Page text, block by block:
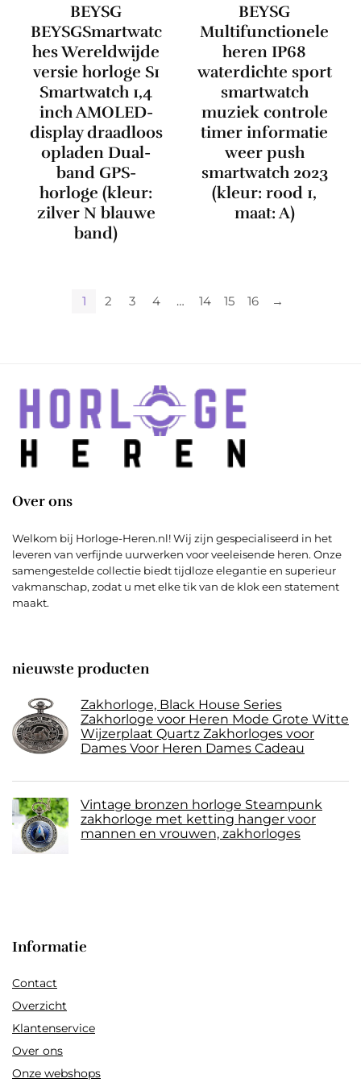
BEYSG
BEYSGSmartwatc
hes Wereldwijde
versie horloge S1
Smartwatch 1,4
inch AMOLED-
display draadloos
opladen Dual-
band GPS-
horloge (kleur:
zilver N blauwe
band)
BEYSG
Multifunctionele
heren IP68
waterdichte sport
smartwatch
muziek controle
timer informatie
weer push
smartwatch 2023
(kleur: rood 1,
maat: A)
1 2 3 4 … 14 15 16 →
Over ons
Welkom bij Horloge-Heren.nl! Wij zijn gespecialiseerd in het
leveren van verfijnde uurwerken voor veeleisende heren. Onze
samengestelde collectie biedt tijdloze elegantie en superieur
vakmanschap, zodat u met elke tik van de klok een statement
maakt.
nieuwste producten
Zakhorloge, Black House Series
Zakhorloge voor Heren Mode Grote Witte
Wijzerplaat Quartz Zakhorloges voor
Dames Voor Heren Dames Cadeau
Vintage bronzen horloge Steampunk
zakhorloge met ketting hanger voor
mannen en vrouwen, zakhorloges
Informatie
Contact
Overzicht
Klantenservice
Over ons
Onze webshops